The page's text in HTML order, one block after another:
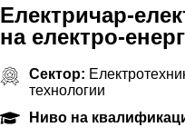
Електричар-
на електро-
Сектор:
технологии
Ниво на